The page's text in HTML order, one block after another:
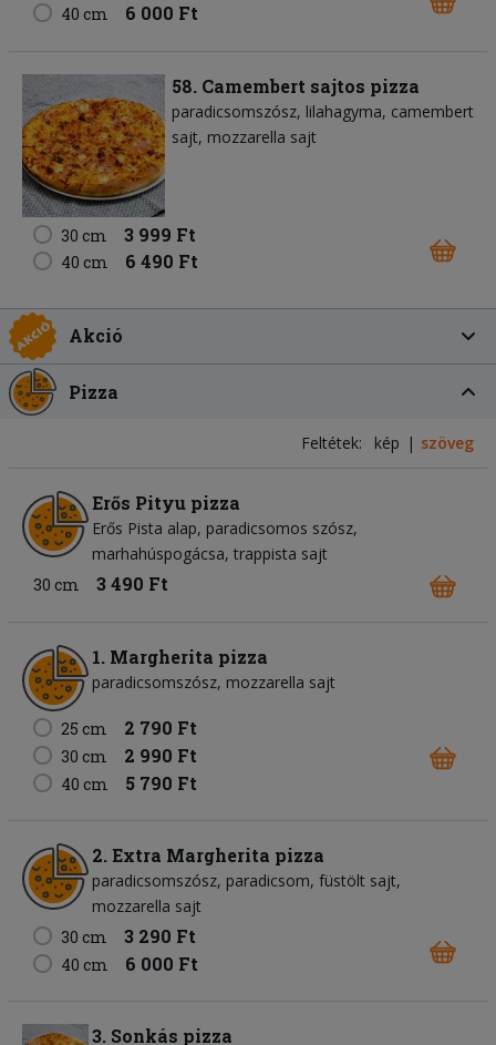
40 cm 6 000 Ft
58. Camembert sajtos pizza
paradicsomszósz lilahagyma camembert
sajt mozzarella sajt
30 cm 3 999 Ft
40 cm 6 490 Ft
Akció
Pizza
Feltétek: kép szöveg
Erős Pityu pizza
Erős Pista alap paradicsomos szósz
marhahúspogácsa trappista sajt
30 cm
3 490 Ft
1. Margherita pizza
paradicsomszósz mozzarella sajt
25 cm 2 790 Ft
30 cm 2 990 Ft
40 cm 5 790 Ft
2. Extra Margherita pizza
paradicsomszósz paradicsom füstölt sajt
mozzarella sajt
30 cm
3 290 Ft
40 cm 6 000 Ft
3. Sonkás pizza